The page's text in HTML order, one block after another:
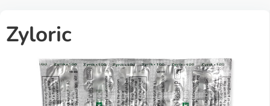
Zyloric